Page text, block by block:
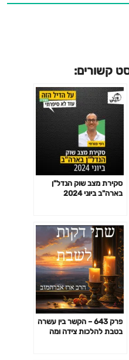
קשורים:
סקירת מצב שוק הנדל"ן
בארה"ב ביוני 2024
פרק 643 – הקשר בין עשרה
בטבת להלכות צידה ומה